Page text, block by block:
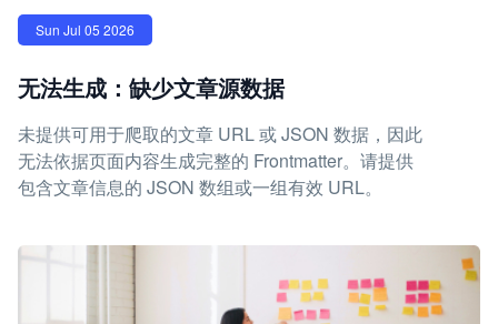
Sun Jul 05 2026
无法生成：缺少文章源数据
未提供可用于爬取的文章 URL 或 JSON 数据，因此
无法依据页面内容生成完整的 Frontmatter。请提供
包含文章信息的 JSON 数组或一组有效 URL。